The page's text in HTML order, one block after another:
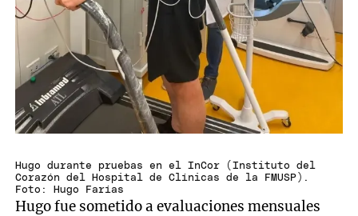
Hugo durante pruebas en el InCor (Instituto del
Corazón del Hospital de Clínicas de la FMUSP).
Foto: Hugo Farías
Hugo fue sometido a evaluaciones mensuales